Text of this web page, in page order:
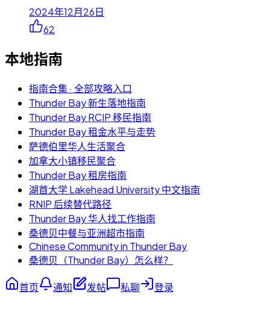
2024年12月26日
62
本地指南
指南合集 · 全部攻略入口
Thunder Bay 新生落地指南
Thunder Bay RCIP 移民指南
Thunder Bay 租金水平与走势
萨德伯里华人生活聚合
加拿大小镇移民聚合
Thunder Bay 租房指南
湖首大学 Lakehead University 中文指南
RNIP 后续替代路径
Thunder Bay 华人找工作指南
桑德贝中餐与亚洲超市指南
Chinese Community in Thunder Bay
桑德贝（Thunder Bay）怎么样？
首页 通知 发帖 私聊 登录